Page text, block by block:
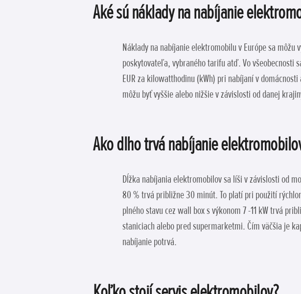
Aké sú náklady na nabíjanie
Náklady na nabíjanie elektromobilu v Európe sa
poskytovateľa, vybraného tarifu atď. Vo všeobecnosti
EUR za kilowatthodinu (kWh) pri nabíjaní v
môžu byť vyššie alebo nižšie v závislosti od danej
Ako dlho trvá nabíjanie
Dĺžka nabíjania elektromobilov sa líši v závislosti od
80 % trvá približne 30 minút. To platí pri použití
plného stavu cez wall box s výkonom 7 -11 kW trvá
staniciach alebo pred supermarketmi. Čím väčšia je
nabíjanie potrvá.